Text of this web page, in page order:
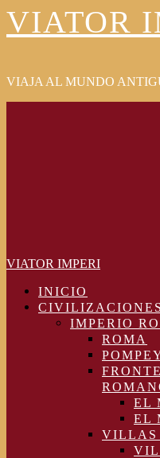
VIATOR
VIAJA AL MUNDO
VIATOR IMPERI
INICIO
CIVILIZACIONES
IMPERIO
ROMA
EL
EL
VILLAS